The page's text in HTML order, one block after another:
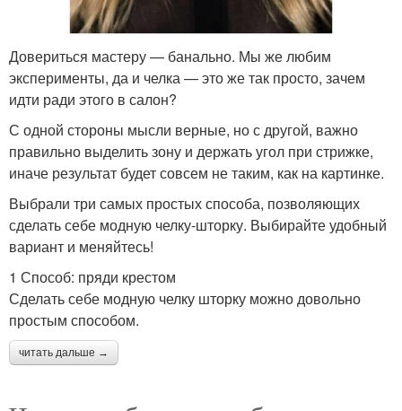
Довериться мастеру — банально. Мы же любим
эксперименты, да и челка — это же так просто, зачем
идти ради этого в салон?
С одной стороны мысли верные, но с другой, важно
правильно выделить зону и держать угол при стрижке,
иначе результат будет совсем не таким, как на картинке.
Выбрали три самых простых способа, позволяющих
сделать себе модную челку-шторку. Выбирайте удобный
вариант и меняйтесь!
1 Способ: пряди крестом
Сделать себе модную челку шторку можно довольно
простым способом.
читать дальше →